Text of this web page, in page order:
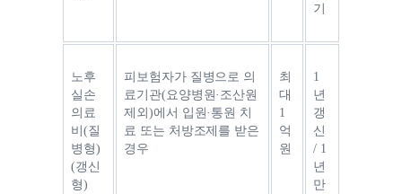
기
노후
실손
의료
비(질
병형)
(갱신
형)
피보험자가 질병으로 의
료기관(요양병원·조산원
제외)에서 입원·통원 치
료 또는 처방조제를 받은
경우
최
대
1
억
원
1
년
갱
신
/ 1
년
만